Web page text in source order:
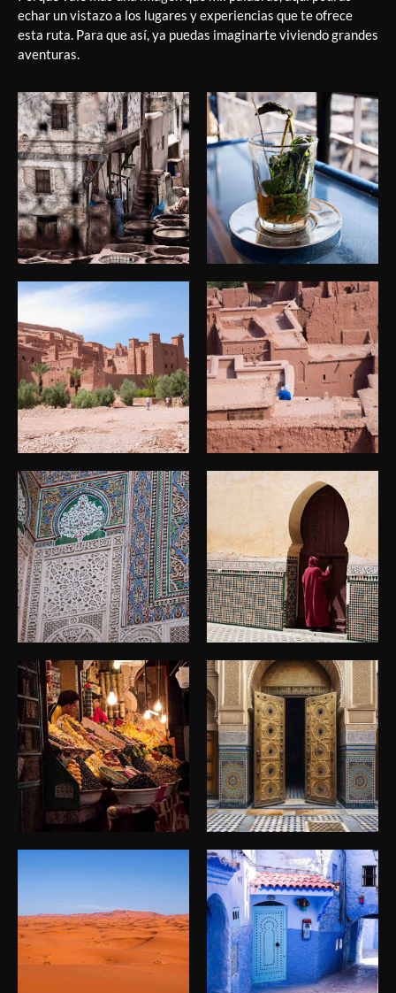
echar un vistazo a los lugares y experiencias que te ofrece
esta ruta. Para que así, ya puedas imaginarte viviendo grandes
aventuras.